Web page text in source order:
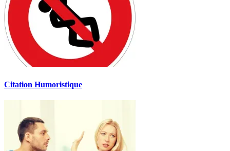
Citation Humoristique